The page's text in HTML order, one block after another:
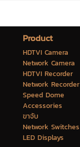
Product
HDTVI Camera
Network Camera
HDTVI Recorder
Network Recorder
Speed Dome
Accessories
ขาจับ
Network Switches
LED Displays